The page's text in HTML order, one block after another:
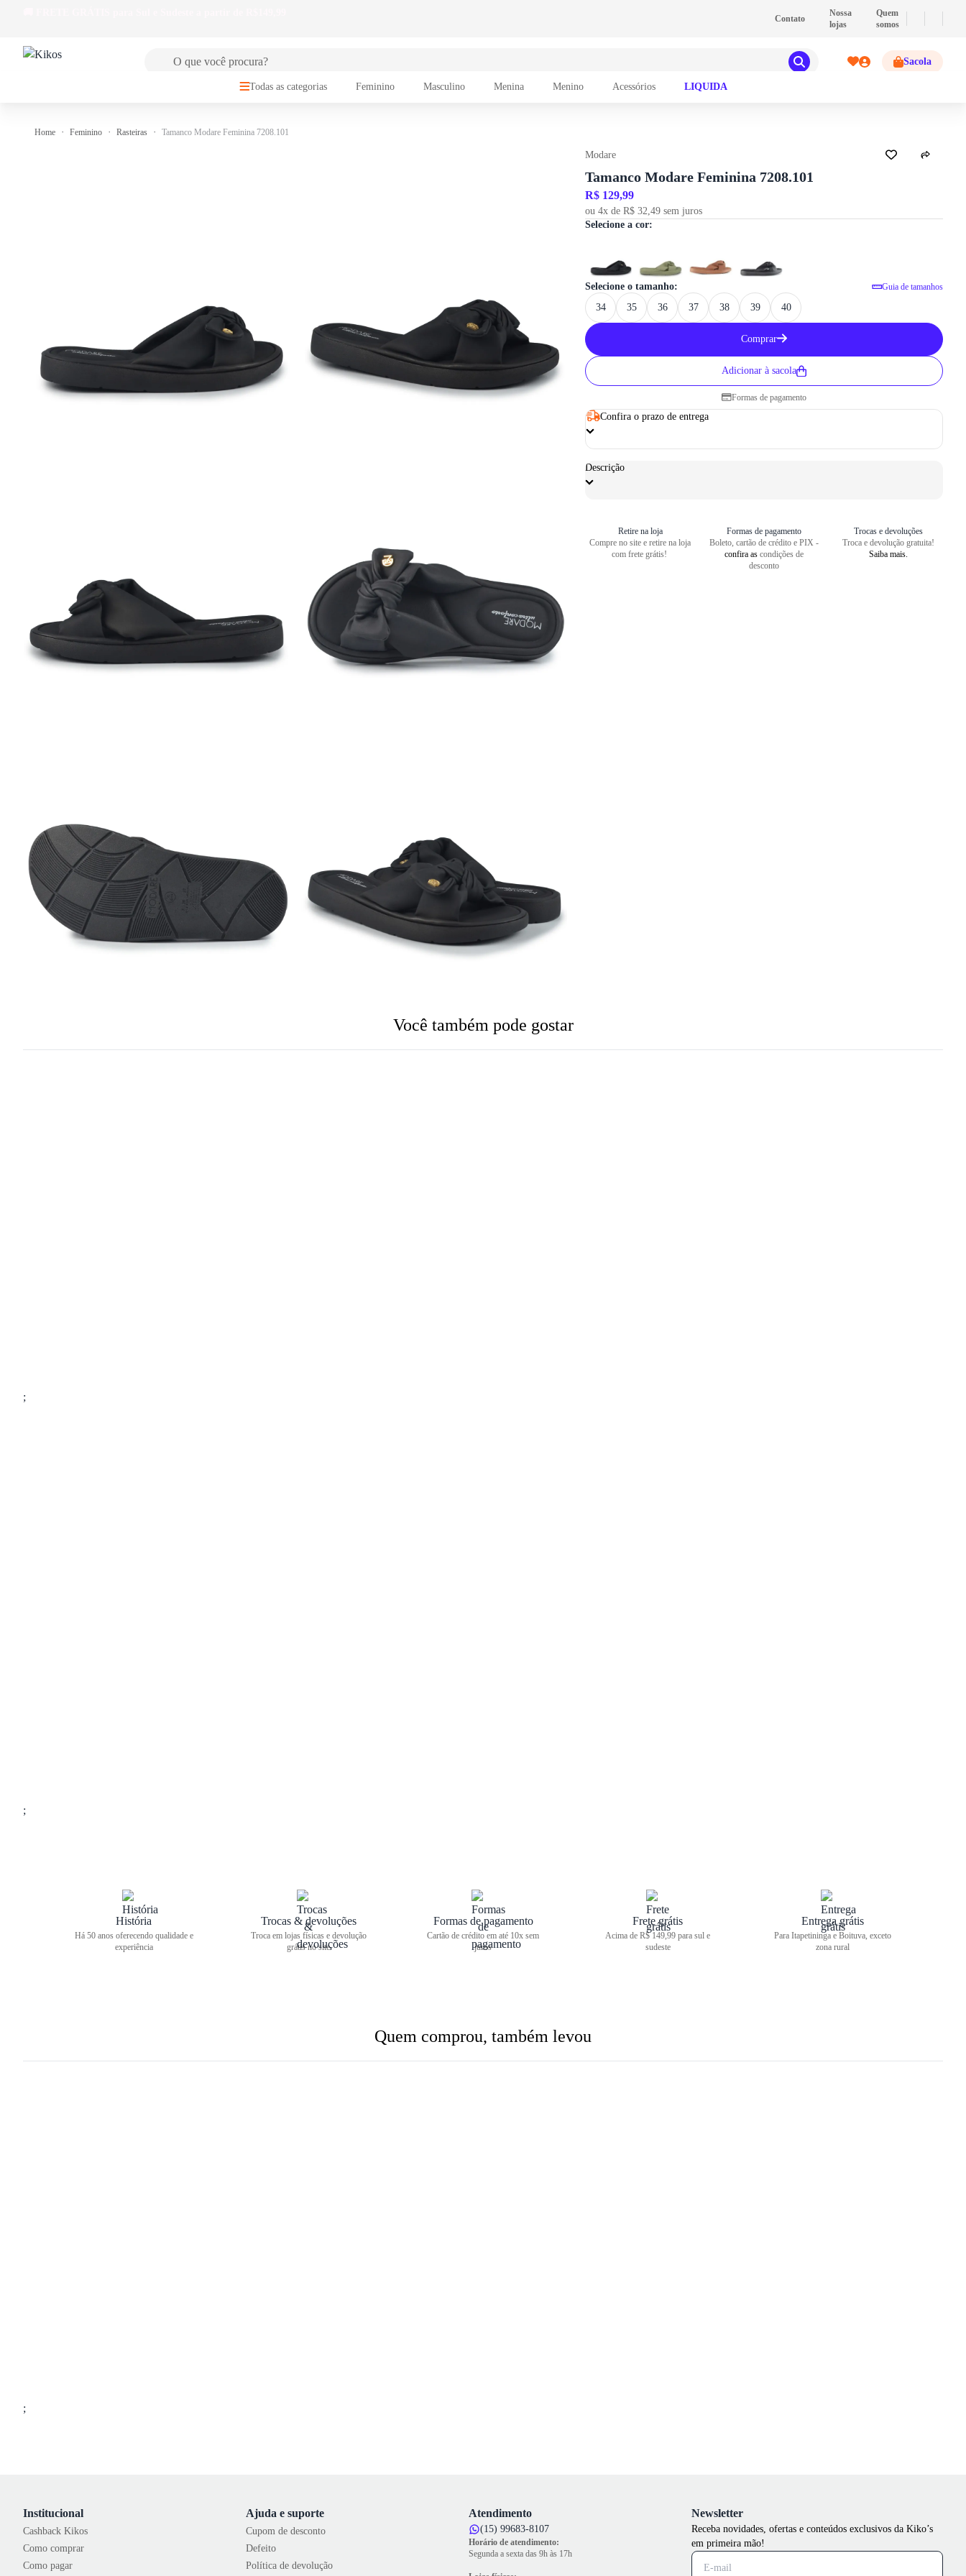
PIX - Pague com PIX e ganhe 2% de
Contato
Nossa
lojas
Quem
somos
Sacola
Todas as categorias Feminino Masculino Menina Menino Acessórios LIQUIDA
Home Feminino Rasteiras Tamanco Modare Feminina 7208.101
Modare
Tamanco Modare Feminina 7208.101
R$ 129,99
ou 4x de R$ 32,49 sem juros
Selecione o tamanho: Guia de tamanhos
Tamanco Modare Feminina 7208.101
Como medir seu pé
Centralize o seu pé em uma
2 Faça um risco a partir do seu
3 Repita o risco na frente do dedão
34 35 36 37 38 39 40
Selecione a cor:
Comprar
Adicionar à sacola
Formas de pagamento
Confira o prazo de entrega
Descrição
Retire na loja
Compre no site e retire na loja
com frete grátis!
Formas de pagamento
Boleto, cartão de crédito e PIX -
confira as condições de
desconto
Trocas e devoluções
Troca e devolução gratuita!
Saiba mais.
Você também pode gostar
;
;
História
Há 50 anos oferecendo qualidade e
experiência
Trocas & devoluções
Troca em lojas físicas e devolução
grátis no site
Formas de pagamento
Cartão de crédito em até 10x sem
juros
Frete grátis
Acima de R$ 149,99 para sul e
sudeste
Entrega grátis
Para Itapetininga e Boituva, exceto
zona rural
Quem comprou, também levou
;
Institucional
Cashback Kikos
Como comprar
Como pagar
Ajuda e suporte
Cupom de desconto
Defeito
Política de devolução
Atendimento
(15) 99683-8107
Horário de atendimento:
Segunda a sexta das 9h às 17h
Newsletter
Receba novidades, ofertas e conteúdos exclusivos da Kiko’s
em primeira mão!